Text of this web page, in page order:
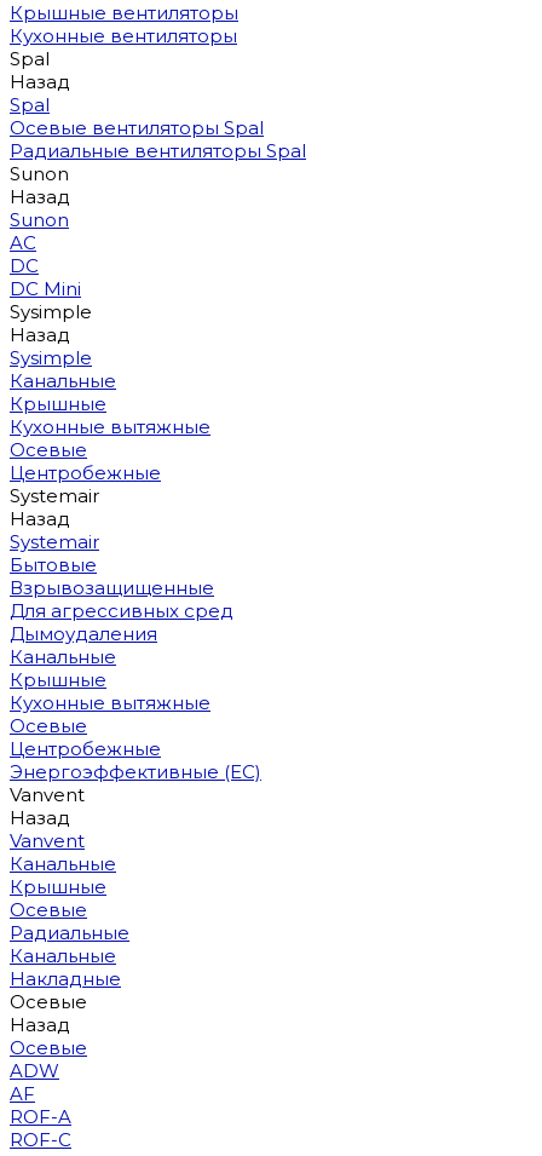
Крышные вентиляторы
Кухонные вентиляторы
Spal
Назад
Spal
Осевые вентиляторы Spal
Радиальные вентиляторы Spal
Sunon
Назад
Sunon
AC
DC
DC Mini
Sysimple
Назад
Sysimple
Канальные
Крышные
Кухонные вытяжные
Осевые
Центробежные
Systemair
Назад
Systemair
Бытовые
Взрывозащищенные
Для агрессивных сред
Дымоудаления
Канальные
Крышные
Кухонные вытяжные
Осевые
Центробежные
Энергоэффективные (EC)
Vanvent
Назад
Vanvent
Канальные
Крышные
Осевые
Радиальные
Канальные
Накладные
Осевые
Назад
Осевые
ADW
AF
ROF-A
ROF-C